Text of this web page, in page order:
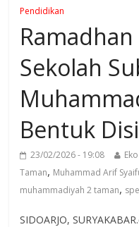
Pendidikan
Sekolah
Bentuk
23/02/2026 - 19:08 Eko
Taman, Muhammad Arif
muhammadiyah 2 taman,
SIDOARJO,